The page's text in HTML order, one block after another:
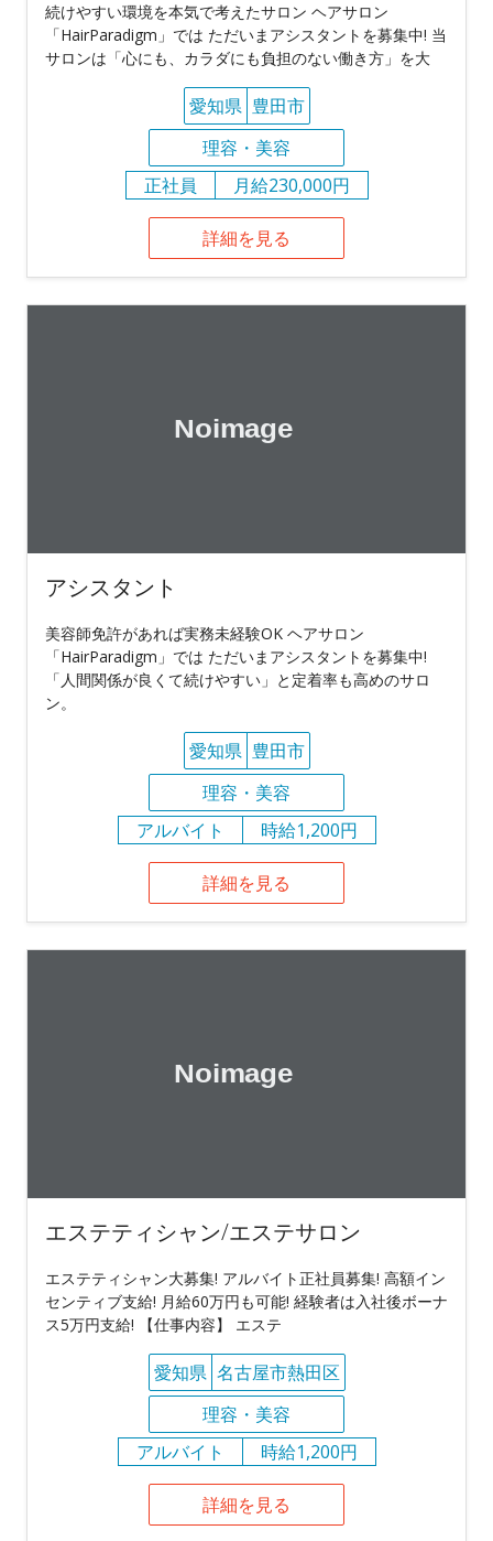
続けやすい環境を本気で考えたサロン ヘアサロン
「HairParadigm」では ただいまアシスタントを募集中! 当
サロンは「心にも、カラダにも負担のない働き方」を大
愛知県 豊田市
理容・美容
正社員
月給230,000円
詳細を見る
アシスタント
美容師免許があれば実務未経験OK ヘアサロン
「HairParadigm」では ただいまアシスタントを募集中!
「人間関係が良くて続けやすい」と定着率も高めのサロ
ン。
愛知県 豊田市
理容・美容
アルバイト
時給1,200円
詳細を見る
エステティシャン/エステサロン
エステティシャン大募集! アルバイト正社員募集! 高額イン
センティブ支給! 月給60万円も可能! 経験者は入社後ボーナ
ス5万円支給! 【仕事内容】 エステ
愛知県 名古屋市熱田区
理容・美容
アルバイト
時給1,200円
詳細を見る